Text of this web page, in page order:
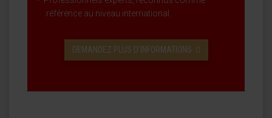
référence au niveau international.
DEMANDEZ PLUS D’INFORMATIONS